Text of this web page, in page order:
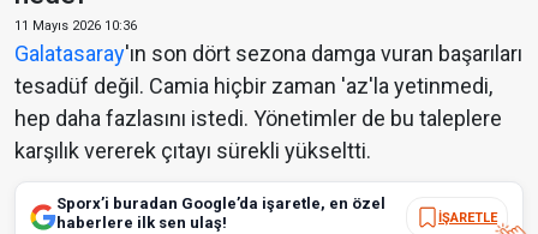
11 Mayıs 2026 10:36
Galatasaray'ın son dört sezona damga vuran başarıları
tesadüf değil. Camia hiçbir zaman 'az'la yetinmedi,
hep daha fazlasını istedi. Yönetimler de bu taleplere
karşılık vererek çıtayı sürekli yükseltti.
Sporx’i buradan Google’da işaretle, en özel
haberlere ilk sen ulaş!
İŞARETLE